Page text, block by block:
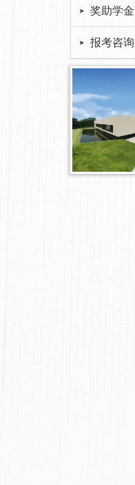
奖助学金
报考咨询